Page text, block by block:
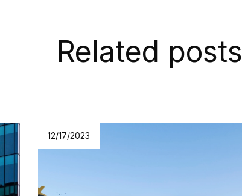
Related posts
12/17/2023